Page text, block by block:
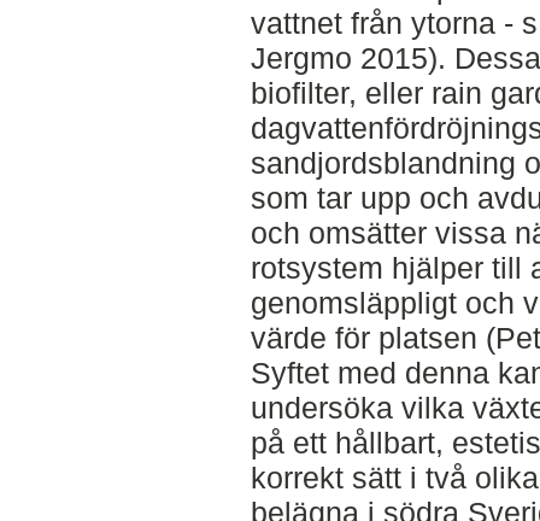
vattnet från ytorna -
Jergmo 2015).
biofilter, eller rain
sandjordsblandning
som tar upp och
och omsätter vissa
rotsystem hjälper till
genomsläppligt och
värde för platsen
Syftet med denna
undersöka vilka
på ett hållbart,
korrekt sätt i två
belägna i södra